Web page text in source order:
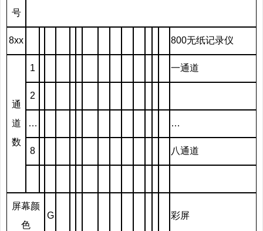
号
8xx 800无纸记录仪
通
道
数
1 一通道
2
… …
8 八通道
屏幕颜
色
G 彩屏